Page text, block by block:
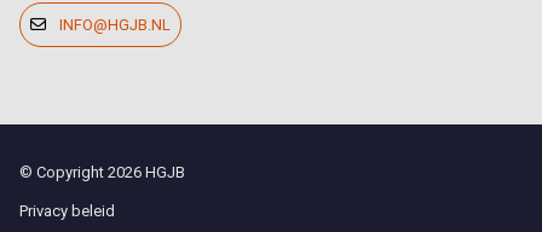
INFO@HGJB.NL
© Copyright 2026 HGJB
Privacy beleid